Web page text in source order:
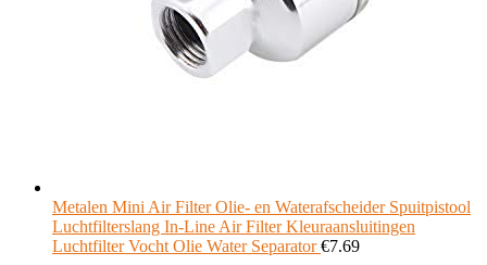
Metalen Mini Air Filter Olie- en Waterafscheider Spuitpistool
Luchtfilterslang In-Line Air Filter Kleuraansluitingen
Luchtfilter Vocht Olie Water Separator €7.69